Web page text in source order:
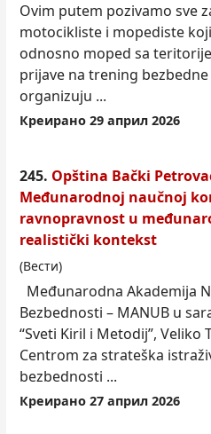
Ovim putem pozivamo sve
motocikliste i mopediste
odnosno moped sa
prijave na trening
organizuju ...
Креирано 29 април 2026
245. Opština Bački
Međunarodnoj naučnoj
ravnopravnost u
realistički kontekst
(Вести)
Međunarodna Akademija
Bezbednosti – MANUB u
“Sveti Kiril i Metodij”, Veliko
Centrom za strateška
bezbednosti ...
Креирано 27 април 2026